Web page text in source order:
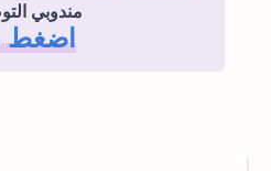
مندوبي
اضغط